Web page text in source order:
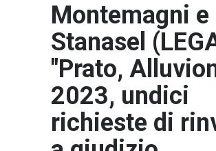
Montemagni e
Stanasel
"Prato,
2023, undici
richieste di